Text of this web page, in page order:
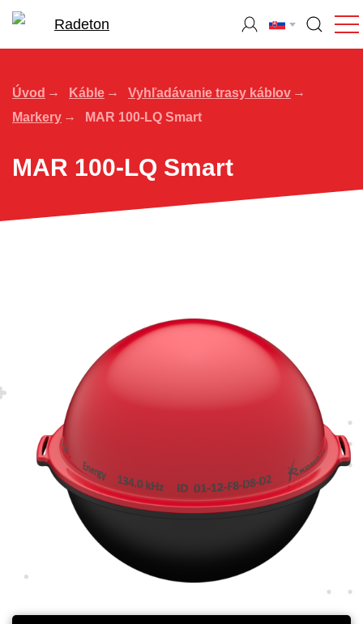
Úvod Káble
Vyhľadávanie trasy káblov
Markery
MAR 100-LQ Smart
MAR 100-LQ Smart